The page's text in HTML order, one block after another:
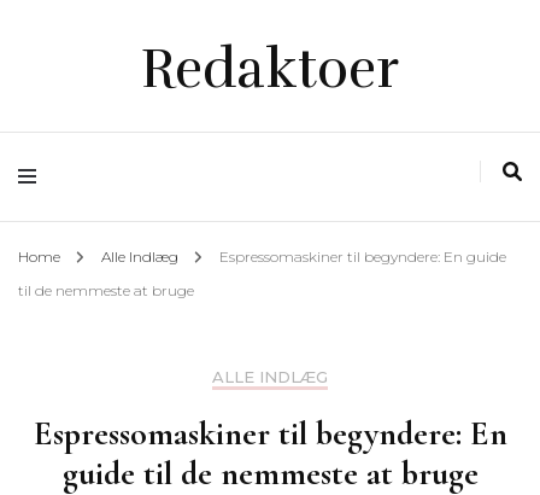
Redaktoer
Home Alle Indlæg
Espressomaskiner til begyndere: En guide
til de nemmeste at bruge
ALLE INDLÆG
Espressomaskiner til begyndere: En
guide til de nemmeste at bruge